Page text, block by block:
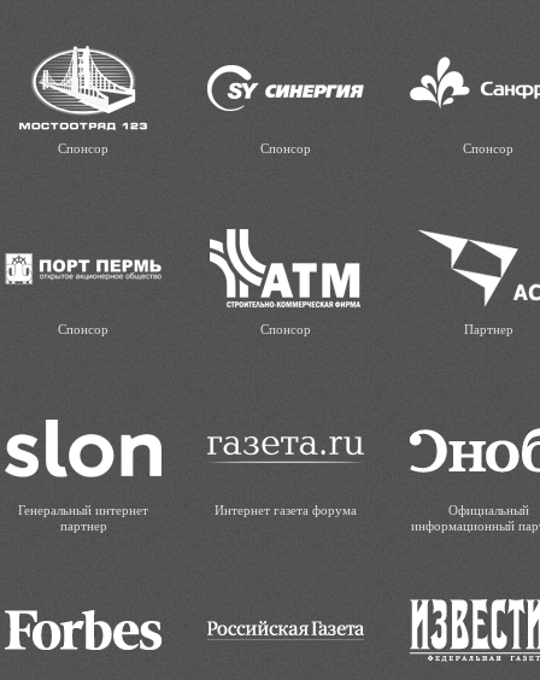
Спонсор Спонсор Спонсор
Спонсор Спонсор Партнер
Генеральный интернет
партнер
Интернет газета форума
Официальный
информационный